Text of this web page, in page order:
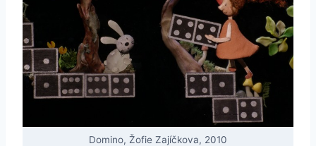
Domino, Žofie Zajíčkova, 2010